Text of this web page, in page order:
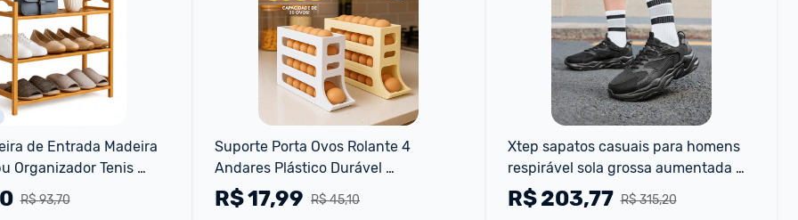
de Entrada Madeira
Organizador Tenis
R$ 93,70
Suporte Porta Ovos Rolante 4
Andares Plástico Durável
Organizador De Geladeira 30 Ovos
R$ 45,10
R$17,99
Xtep sapatos casuais para homens
respirável sola grossa aumentada
leve forte embrulho estilo rua
sapatos esportivos 977
R$ 315,20
R$203,77